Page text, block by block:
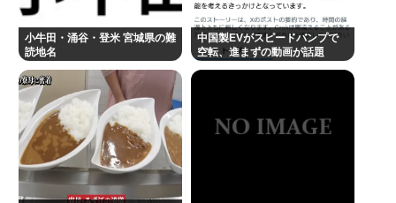
立川志らく、ひろゆき氏の「すべてのジャンルはマ
ニアがつぶす」に完全同意「そういう連中が落語を
つぶす」
【緊急】エアコン壊れた
うつ病が治って復職できたらマッマと旅行に行きた
い
Powered by livedoor 相互RSS
小牛田・涌谷・登米 宮城県の難
読地名
中国製EVがスピードバンプで
空転、進まずの動画が話題